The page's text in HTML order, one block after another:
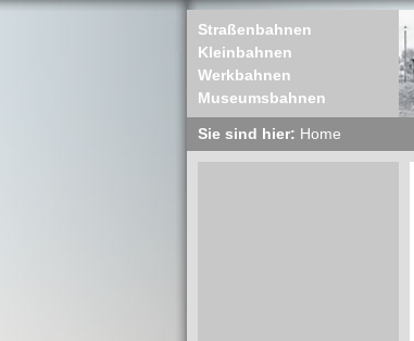
Straßenbahnen
Kleinbahnen
Werkbahnen
Museumsbahnen
Sie sind hier: Home